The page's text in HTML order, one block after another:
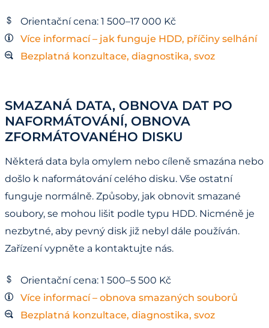
Orientační cena: 1 500–17 000 Kč
Více informací – jak funguje HDD, příčiny selhání
Bezplatná konzultace, diagnostika, svoz
SMAZANÁ DATA, OBNOVA DAT PO
NAFORMÁTOVÁNÍ, OBNOVA
ZFORMÁTOVANÉHO DISKU
Některá data byla omylem nebo cíleně smazána nebo
došlo k naformátování celého disku. Vše ostatní
funguje normálně. Způsoby, jak obnovit smazané
soubory, se mohou lišit podle typu HDD. Nicméně je
nezbytné, aby pevný disk již nebyl dále používán.
Zařízení vypněte a kontaktujte nás.
Orientační cena: 1 500–5 500 Kč
Více informací – obnova smazaných souborů
Bezplatná konzultace, diagnostika, svoz